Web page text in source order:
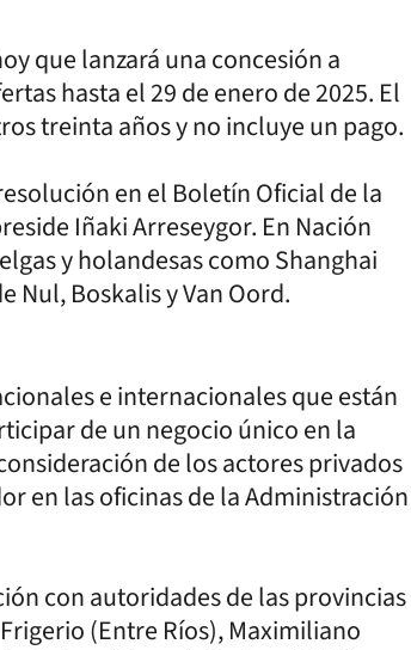
que lanzará una concesión a
hasta el 29 de enero de 2025. El
treinta años y no incluye un pago.
en el Boletín Oficial de la
Iñaki Arreseygor. En Nación
y holandesas como Shanghai
Nul, Boskalis y Van Oord.
e internacionales que están
de un negocio único en la
de los actores privados
en las oficinas de la Administración
con autoridades de las provincias
(Entre Ríos), Maximiliano